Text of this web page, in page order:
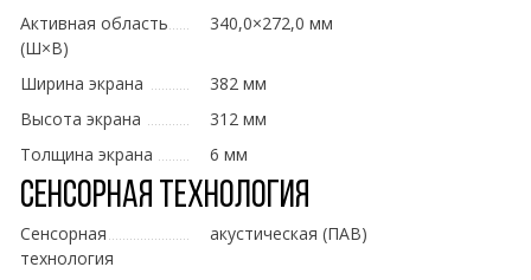
Активная область
(Ш×В)
340,0×272,0 мм
Ширина экрана
382 мм
Высота экрана
312 мм
Толщина экрана
6 мм
Сенсорная технология
Сенсорная
технология
акустическая (ПАВ)